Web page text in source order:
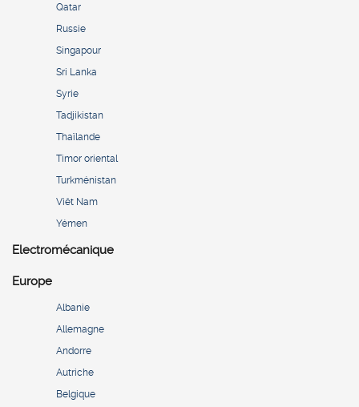
Qatar
Russie
Singapour
Sri Lanka
Syrie
Tadjikistan
Thaïlande
Timor oriental
Turkménistan
Viêt Nam
Yémen
Electromécanique
Europe
Albanie
Allemagne
Andorre
Autriche
Belgique